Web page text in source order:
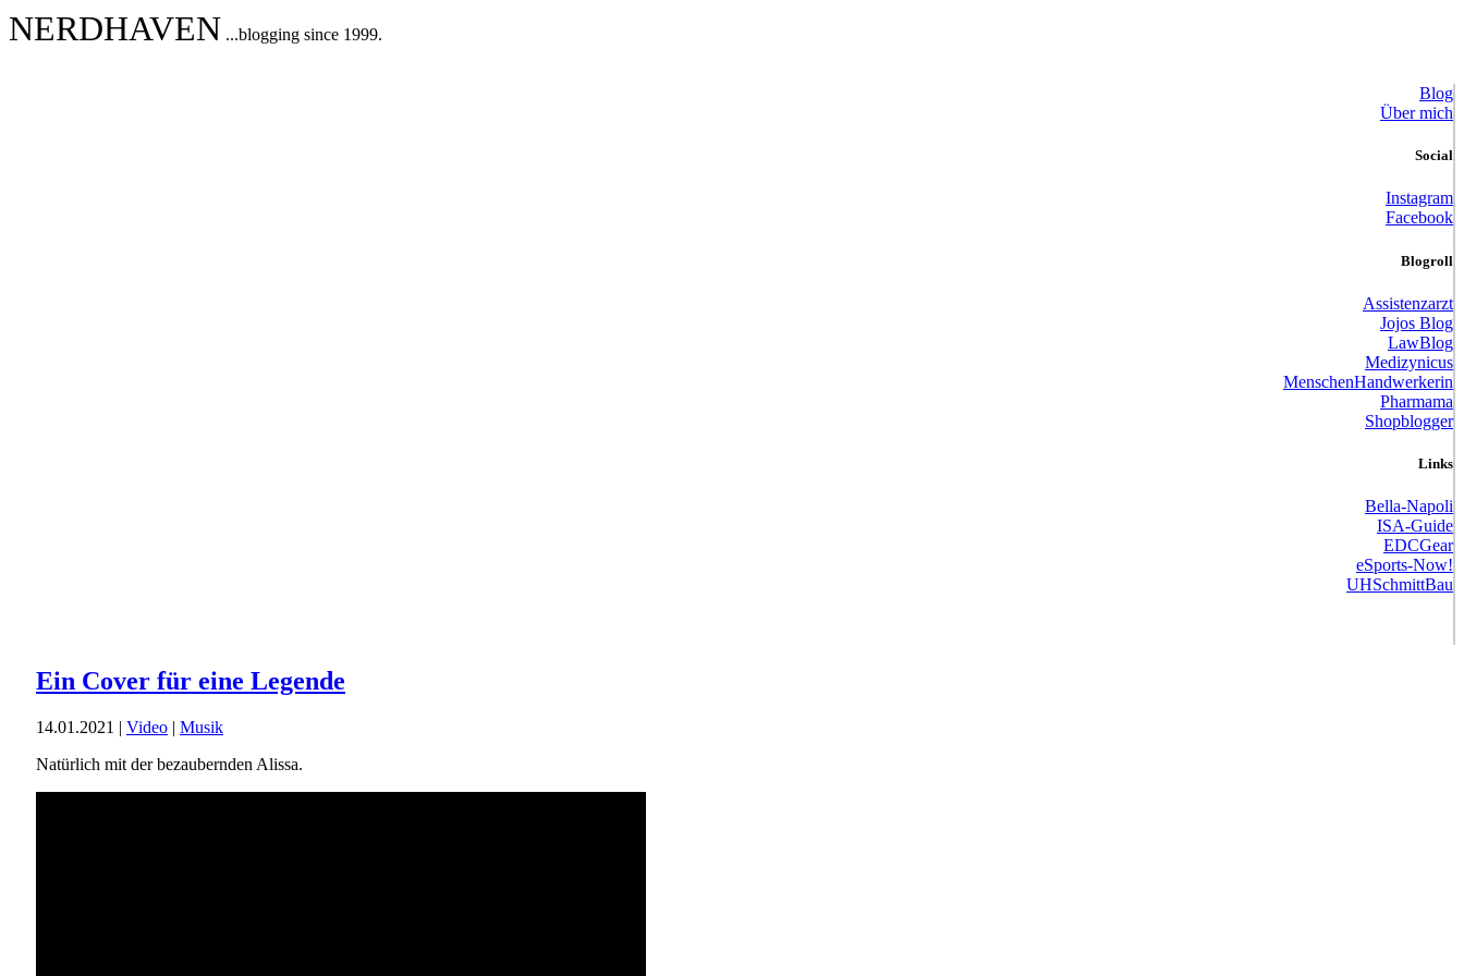
NERDHAVEN ...blogging since 1999.
Blog
Über mich
Social
Instagram
Facebook
Blogroll
Assistenzarzt
Jojos Blog
LawBlog
Medizynicus
MenschenHandwerkerin
Pharmama
Shopblogger
Links
Bella-Napoli
ISA-Guide
EDCGear
eSports-Now!
UHSchmittBau
Ein Cover für eine Legende
14.01.2021 | Video | Musik
Natürlich mit der bezaubernden Alissa.